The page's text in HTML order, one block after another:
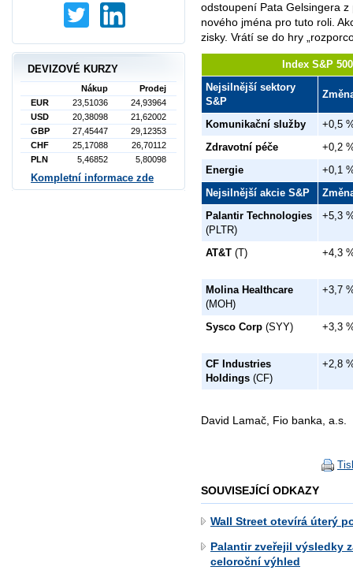
odstoupení Pata Gelsingera
nového jména pro tuto roli.
zisky. Vrátí se do hry
Index S&P
Nejsilnější sektory
S&P
Komunikační služby
+0,5
Zdravotní péče
+0,2
Energie
+0,1
Nejsilnější akcie S&P
Palantir Technologies
(PLTR)
+5,3
AT&T (T) +4,3
Molina Healthcare
(MOH)
+3,7
Sysco Corp (SYY) +3,3
CF Industries
Holdings (CF)
+2,8
David Lamač, Fio banka, a.s.
SOUVISEJÍCÍ ODKAZY
Wall Street otevírá úterý
Palantir zveřejil výsledky
celoroční výhled
DEVIZOVÉ KURZY
Nákup
Prodej
EUR
23,51036
24,93964
USD
20,38098
21,62002
GBP
27,45447
29,12353
CHF
25,17088
26,70112
PLN
5,46852 5,80098
Kompletní informace zde